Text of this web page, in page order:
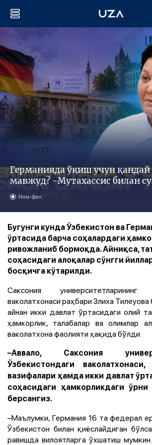
Германияда ўқиш учун қандай
мавжуд? -Мутахассис билан
Илм-фан
Бугунги кунда Ўзбекистон ва
ўртасида барча соҳалардаги
ривожланиб бормоқда. Айниқса,
соҳасидаги алоқалар сўнгги
босқичга кўтарилди.
Саксония университетларининг
ваколатхонаси раҳбари Злиха
айнан икки давлат ўртасидаги олий
ҳамкорлик, талабалар ва олимлар
ваколатхона фаолияти ҳақида бўлди.
–Аввало, Саксония
Ўзбекистондаги
вазифалари ҳамда икки давлат
соҳасидаги ҳамкорликдаги
берсангиз.
–Маълумки, Германия 16 та федерал
Ўзбекистон билан қиёслайдиган
равишда вилоятларга ўхшатиш